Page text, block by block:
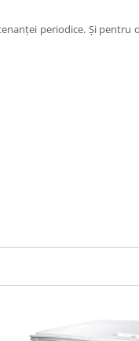
periodice. Și pentru